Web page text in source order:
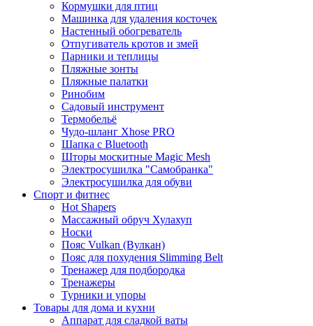
Кормушки для птиц
Машинка для удаления косточек
Настенный обогреватель
Отпугиватель кротов и змей
Парники и теплицы
Пляжные зонты
Пляжные палатки
Ринобим
Садовый инструмент
Термобельё
Чудо-шланг Xhose PRO
Шапка с Bluetooth
Шторы москитные Magic Mesh
Электросушилка "Самобранка"
Электросушилка для обуви
Спорт и фитнес
Hot Shapers
Массажный обруч Хулахуп
Носки
Пояс Vulkan (Вулкан)
Пояс для похудения Slimming Belt
Тренажер для подбородка
Тренажеры
Турники и упоры
Товары для дома и кухни
Аппарат для сладкой ваты